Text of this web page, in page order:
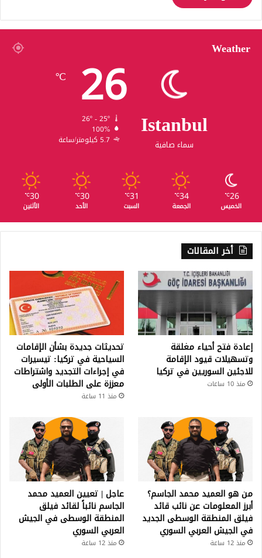
Weather
Istanbul
سماء صافية
26
℃
26º - 25º
100%
5.7 كيلومتر/ساعة
26
℃
الخميس
34
℃
الجمعة
31
℃
السبت
30
℃
الأحد
30
℃
الأثنين
أخر المقالات
إعادة فتح أحياء مغلقة
وتسهيلات قيود الإقامة
للاجئين السوريين في تركيا
منذ 10 ساعات
تحديثات جديدة بشأن الإقامات
السياحية في تركيا: تيسيرات
في إجراءات التجديد واشتراطات
معززة على الطلبات الأولى
منذ 11 ساعة
من هو العميد محمد الجاسم؟
أبرز المعلومات عن نائب قائد
فيلق المنطقة الوسطى الجديد
في الجيش العربي السوري
منذ 12 ساعة
عاجل | تعيين العميد محمد
الجاسم نائباً لقائد فيلق
المنطقة الوسطى في الجيش
العربي السوري
منذ 12 ساعة